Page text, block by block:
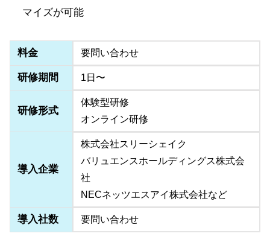
マイズが可能
料金 要問い合わせ
研修期間 1日〜
研修形式
体験型研修
オンライン研修
導入企業
株式会社スリーシェイク
バリュエンスホールディングス株式会
社
NECネッツエスアイ株式会社など
導入社数 要問い合わせ